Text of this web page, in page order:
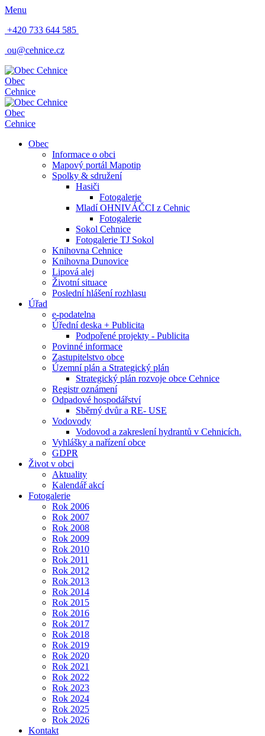
Menu
+420 733 644 585
ou@cehnice.cz
Obec
Cehnice
Obec
Cehnice
Obec
Informace o obci
Mapový portál Mapotip
Spolky & sdružení
Hasiči
Fotogalerie
Mladí OHNIVÁČCI z Cehnic
Fotogalerie
Sokol Cehnice
Fotogalerie TJ Sokol
Knihovna Cehnice
Knihovna Dunovice
Lipová alej
Životní situace
Poslední hlášení rozhlasu
Úřad
e-podatelna
Úřední deska + Publicita
Podpořené projekty - Publicita
Povinné informace
Zastupitelstvo obce
Územní plán a Strategický plán
Strategický plán rozvoje obce Cehnice
Registr oznámení
Odpadové hospodářství
Sběrný dvůr a RE- USE
Vodovody
Vodovod a zakreslení hydrantů v Cehnicích.
Vyhlášky a nařízení obce
GDPR
Život v obci
Aktuality
Kalendář akcí
Fotogalerie
Rok 2006
Rok 2007
Rok 2008
Rok 2009
Rok 2010
Rok 2011
Rok 2012
Rok 2013
Rok 2014
Rok 2015
Rok 2016
Rok 2017
Rok 2018
Rok 2019
Rok 2020
Rok 2021
Rok 2022
Rok 2023
Rok 2024
Rok 2025
Rok 2026
Kontakt